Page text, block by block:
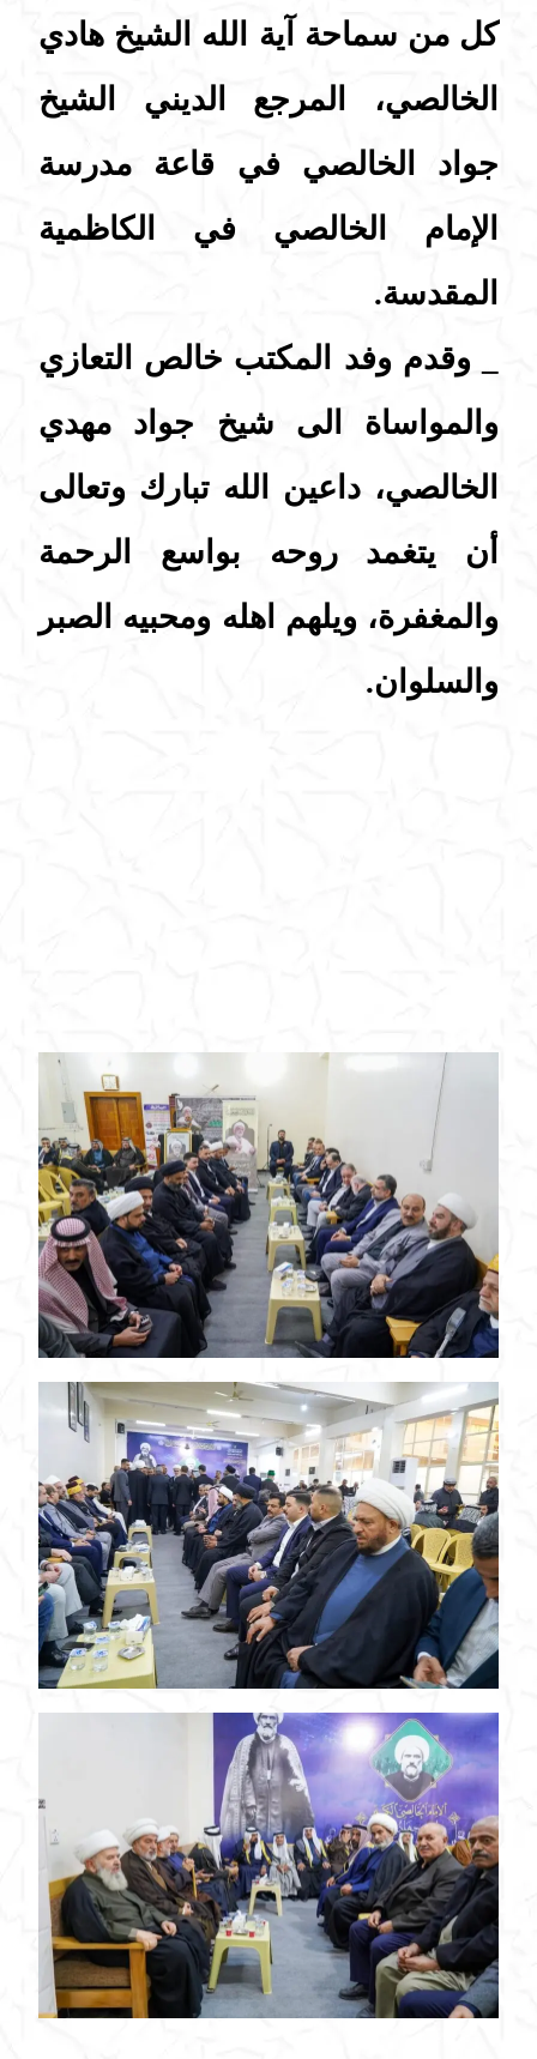
كل من سماحة آية الله الشيخ هادي
الخالصي، المرجع الديني الشيخ
جواد الخالصي في قاعة مدرسة
الإمام الخالصي في الكاظمية
المقدسة.
_ وقدم وفد المكتب خالص التعازي
والمواساة الى شيخ جواد مهدي
الخالصي، داعين الله تبارك وتعالى
أن يتغمد روحه بواسع الرحمة
والمغفرة، ويلهم اهله ومحبيه الصبر
والسلوان.